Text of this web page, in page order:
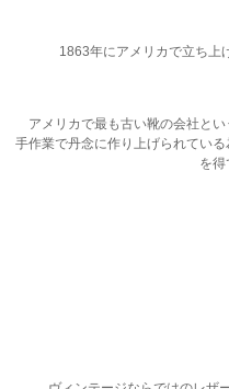
1863年にアメリカで立ち上
アメリカで最も古い靴の会社と
手作業で丹念に作り上げられてい
を得